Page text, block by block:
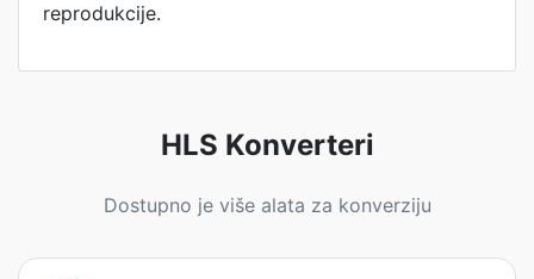
reprodukcije.
HLS Konverteri
Dostupno je više alata za konverziju